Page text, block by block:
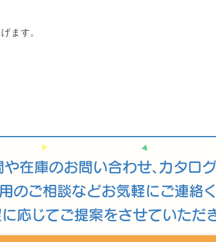
ます。